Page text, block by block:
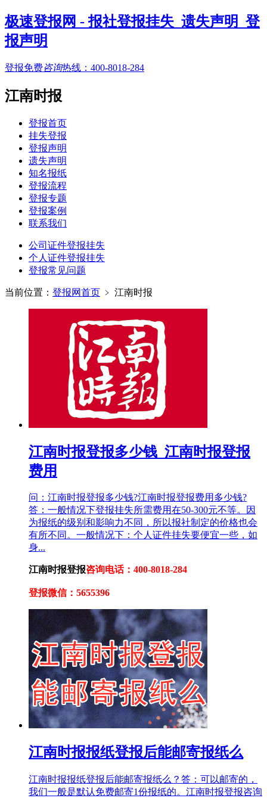
极速登报网 - 报社登报挂失_遗失声明_登
报声明
登报免费咨询热线： 400-8018-284
江南时报
登报首页
挂失登报
登报声明
遗失声明
知名报纸
登报流程
登报专题
登报案例
联系我们
公司证件登报挂失
个人证件登报挂失
登报常见问题
当前位置： 登报网首页 ﹥ 江南时报
江南时报登报多少钱_江南时报登报
费用
问：江南时报登报多少钱?江南时报登报费用多少钱?
答：一般情况下登报挂失所需费用在50-300元不等。因
为报纸的级别和影响力不同，所以报社制定的价格也会
有所不同。一般情况下：个人证件挂失要便宜一些，如
身...
江南时报登报咨询电话：400-8018-284
登报微信：5655396
江南时报报纸登报后能邮寄报纸么
江南时报报纸登报后能邮寄报纸么？答：可以邮寄的，
我们一般是默认免费邮寄1份报纸的。江南时报登报咨询